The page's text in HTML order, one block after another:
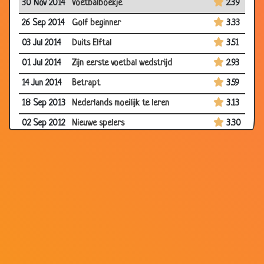
30 Nov 2014
Voetbalboekje
2.39
26 Sep 2014
Golf beginner
3.33
03 Jul 2014
Duits Elftal
3.51
01 Jul 2014
Zijn eerste voetbal wedstrijd
2.93
14 Jun 2014
Betrapt
3.59
18 Sep 2013
Nederlands moeilijk te leren
3.13
02 Sep 2012
Nieuwe spelers
3.30